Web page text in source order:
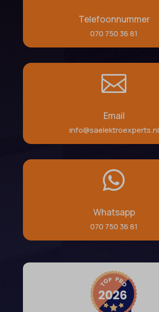
Telefoonnummer
070 750 36 81

Email
info@saelektroexperts.nl

Whatsapp
070 750 36 81